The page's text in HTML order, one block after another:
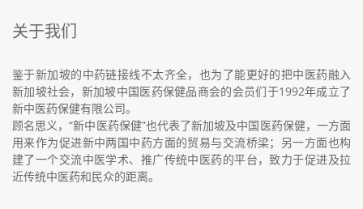
关于我们
鉴于新加坡的中药链接线不太齐全，也为了能更好的把中医药融入
新加坡社会，新加坡中国医药保健品商会的会员们于1992年成立了
新中医药保健有限公司。
顾名思义，“新中医药保健”也代表了新加坡及中国医药保健，一方面
用来作为促进新中两国中药方面的贸易与交流桥梁；另一方面也构
建了一个交流中医学术、推广传统中医药的平台，致力于促进及拉
近传统中医药和民众的距离。